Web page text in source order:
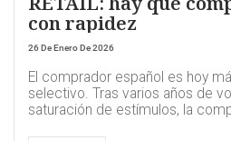
con rapidez
26 De Enero De 2026
El comprador español es hoy
selectivo. Tras varios años de
saturación de estímulos, la